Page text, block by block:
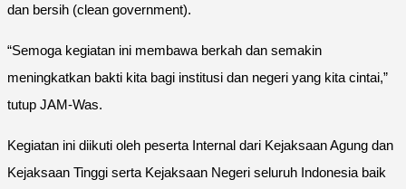
dan bersih (clean government).
“Semoga kegiatan ini membawa berkah dan semakin
meningkatkan bakti kita bagi institusi dan negeri yang kita cintai,”
tutup JAM-Was.
Kegiatan ini diikuti oleh peserta Internal dari Kejaksaan Agung dan
Kejaksaan Tinggi serta Kejaksaan Negeri seluruh Indonesia baik